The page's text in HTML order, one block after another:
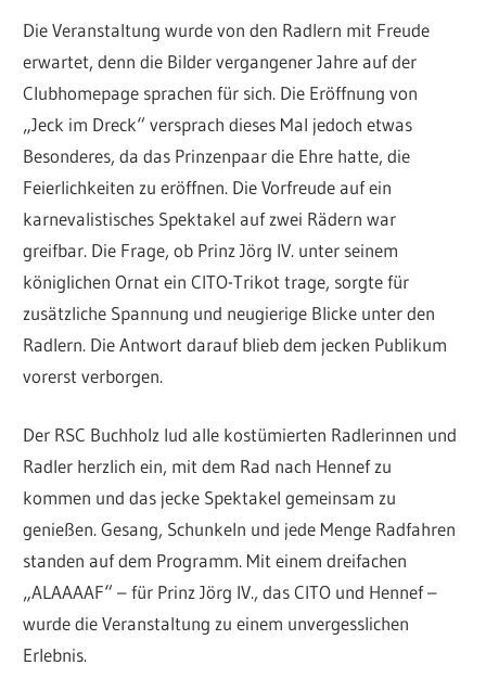
Die Veranstaltung wurde von den Radlern mit Freude
erwartet, denn die Bilder vergangener Jahre auf der
Clubhomepage sprachen für sich. Die Eröffnung von
„Jeck im Dreck“ versprach dieses Mal jedoch etwas
Besonderes, da das Prinzenpaar die Ehre hatte, die
Feierlichkeiten zu eröffnen. Die Vorfreude auf ein
karnevalistisches Spektakel auf zwei Rädern war
greifbar. Die Frage, ob Prinz Jörg IV. unter seinem
königlichen Ornat ein CITO-Trikot trage, sorgte für
zusätzliche Spannung und neugierige Blicke unter den
Radlern. Die Antwort darauf blieb dem jecken Publikum
vorerst verborgen.
Der RSC Buchholz lud alle kostümierten Radlerinnen und
Radler herzlich ein, mit dem Rad nach Hennef zu
kommen und das jecke Spektakel gemeinsam zu
genießen. Gesang, Schunkeln und jede Menge Radfahren
standen auf dem Programm. Mit einem dreifachen
„ALAAAAF“ – für Prinz Jörg IV., das CITO und Hennef –
wurde die Veranstaltung zu einem unvergesslichen
Erlebnis.